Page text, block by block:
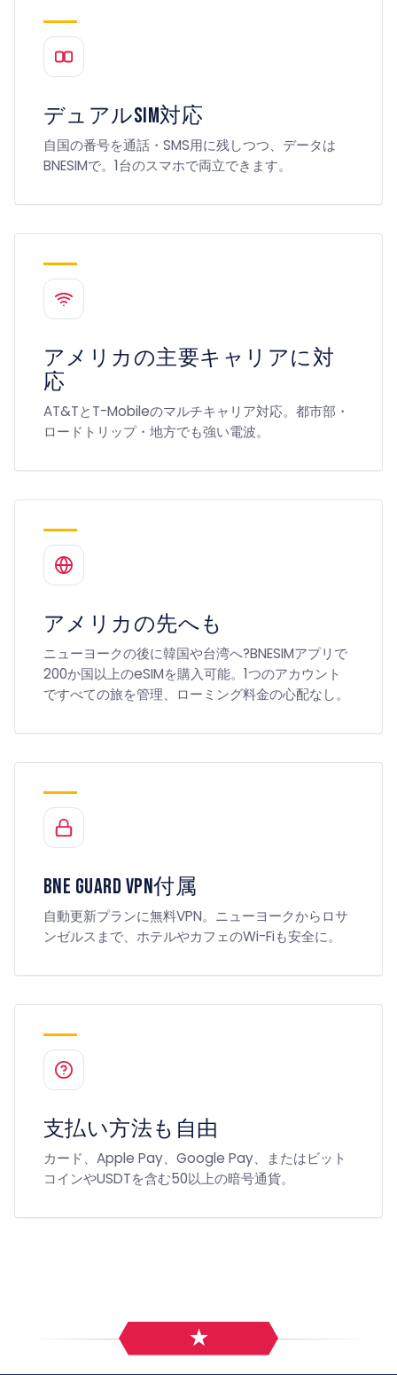
デュアルSIM対応
自国の番号を通話・SMS用に残しつつ、データは
BNESIMで。1台のスマホで両立できます。
アメリカの主要キャリアに対
応
AT&TとT-Mobileのマルチキャリア対応。都市部・
ロードトリップ・地方でも強い電波。
アメリカの先へも
ニューヨークの後に韓国や台湾へ?BNESIMアプリで
200か国以上のeSIMを購入可能。1つのアカウント
ですべての旅を管理、ローミング料金の心配なし。
BNE Guard VPN付属
自動更新プランに無料VPN。ニューヨークからロサ
ンゼルスまで、ホテルやカフェのWi-Fiも安全に。
支払い方法も自由
カード、Apple Pay、Google Pay、またはビット
コインやUSDTを含む50以上の暗号通貨。